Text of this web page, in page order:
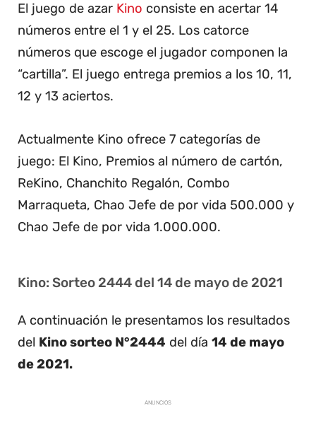
El juego de azar Kino consiste en acertar 14
números entre el 1 y el 25. Los catorce
números que escoge el jugador componen la
“cartilla”. El juego entrega premios a los 10, 11,
12 y 13 aciertos.
Actualmente Kino ofrece 7 categorías de
juego: El Kino, Premios al número de cartón,
ReKino, Chanchito Regalón, Combo
Marraqueta, Chao Jefe de por vida 500.000 y
Chao Jefe de por vida 1.000.000.
Kino: Sorteo 2444 del 14 de mayo de 2021
A continuación le presentamos los resultados
del Kino sorteo N°2444 del día 14 de mayo
de 2021.
ANUNCIOS